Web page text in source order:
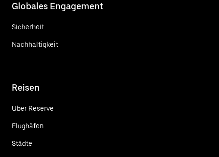
Globales Engagement
Sicherheit
Nachhaltigkeit
Reisen
Uber Reserve
Flughäfen
Städte